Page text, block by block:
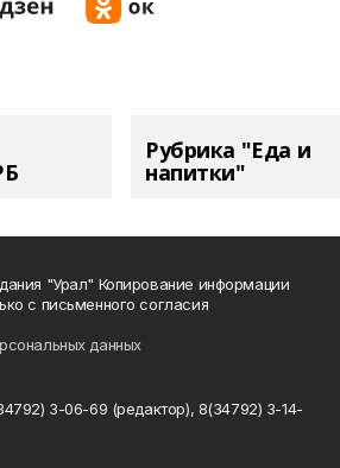
Рубрика "Еда и
напитки"
"Урал" Копирование информации
с письменного согласия
данных
3-06-69 (редактор), 8(34792) 3-14-